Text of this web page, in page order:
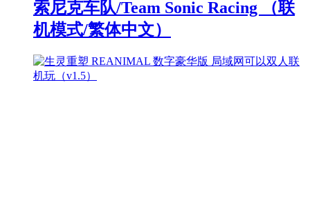
索尼克车队/Team Sonic Racing （联
机模式/繁体中文）